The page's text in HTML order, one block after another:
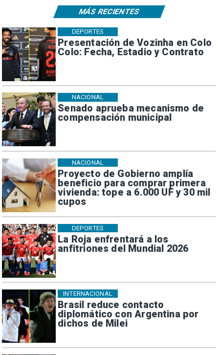
Presentación de Vozinha en Colo
Colo: Fecha, Estadio y Contrato
DEPORTES
Senado aprueba mecanismo de
compensación municipal
NACIONAL
Proyecto de Gobierno amplía
beneficio para comprar primera
vivienda: tope a 6.000 UF y 30 mil
cupos
NACIONAL
La Roja enfrentará a los
anfitriones del Mundial 2026
DEPORTES
Brasil reduce contacto
diplomático con Argentina por
dichos de Milei
INTERNACIONAL
MÁS RECIENTES